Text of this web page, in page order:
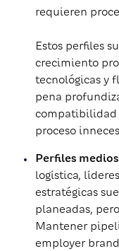
requieren
Estos perfiles
crecimiento
tecnológicas y
pena
compatibilidad
proceso
Perfiles
logística,
estratégicas
planeadas,
Mantener
employer